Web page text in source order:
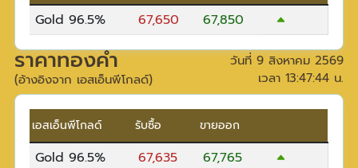
Gold 96.5% 67,650 67,850
ราคาทองคำ
(อ้างอิงจาก เอสเอ็นพีโกลด์)
วันที่ 9 สิงหาคม 2569
เวลา 13:47:44น.
เอสเอ็นพีโกลด์ รับซื้อ ขายออก
Gold 96.5% 67,635
67,765